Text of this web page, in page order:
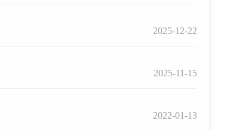
2025-12-22
2025-11-15
2022-01-13